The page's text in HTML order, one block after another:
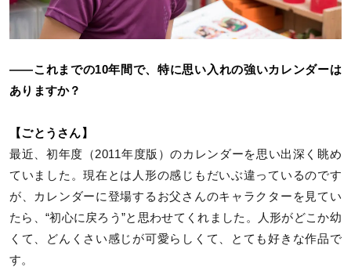
――これまでの10年間で、特に思い入れの強いカレンダーは
ありますか？
【ごとうさん】
最近、初年度（2011年度版）のカレンダーを思い出深く眺め
ていました。現在とは人形の感じもだいぶ違っているのです
が、カレンダーに登場するお父さんのキャラクターを見てい
たら、“初心に戻ろう”と思わせてくれました。人形がどこか幼
くて、どんくさい感じが可愛らしくて、とても好きな作品で
す。